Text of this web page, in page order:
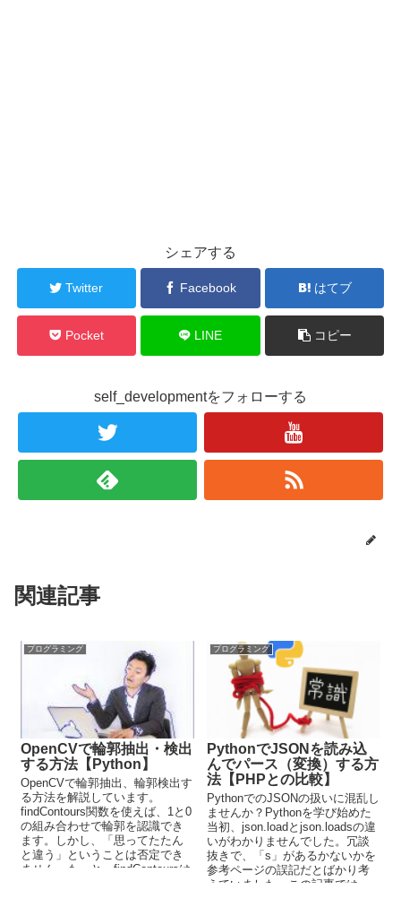
シェアする
Twitter Facebook はてブ
Pocket LINE コピー
self_developmentをフォローする
関連記事
プログラミング
OpenCVで輪郭抽出・検出
する方法【Python】
OpenCVで輪郭抽出、輪郭検出す
る方法を解説しています。
findContours関数を使えば、1と0
の組み合わせで輪郭を認識でき
ます。しかし、「思ってたたん
と違う」ということは否定でき
ません。もっと、findContoursは
プログラミング
PythonでJSONを読み込
んでパース（変換）する方
法【PHPとの比較】
PythonでのJSONの扱いに混乱し
ませんか？Pythonを学び始めた
当初、json.loadとjson.loadsの違
いがわかりませんでした。冗談
抜きで、「s」があるかないかを
参考ページの誤記だとばかり考
えていました。この記事では、